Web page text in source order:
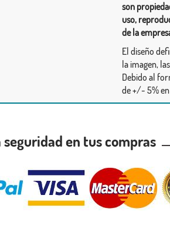
son
uso,
de la
El diseño
la imagen,
Debido al
de +/- 5%
seguridad en tus compras